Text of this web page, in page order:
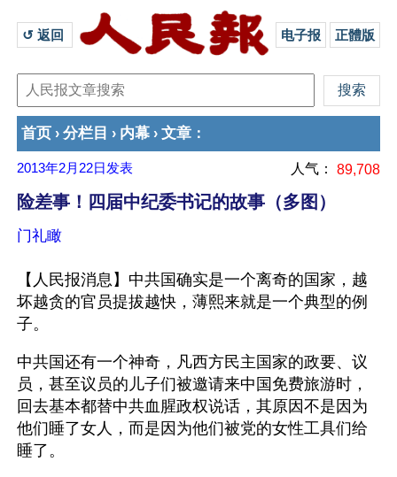
↺ 返回 电子报 正體版
首页 › 分栏目 › 内幕 › 文章 ：
2013年2月22日 发表 人气： 89,708
险差事！四届中纪委书记的故事（多图）
门礼瞰
【人民报消息】中共国确实是一个离奇的国家，越
坏越贪的官员提拔越快，薄熙来就是一个典型的例
子。
中共国还有一个神奇，凡西方民主国家的政要、议
员，甚至议员的儿子们被邀请来中国免费旅游时，
回去基本都替中共血腥政权说话，其原因不是因为
他们睡了女人，而是因为他们被党的女性工具们给
睡了。